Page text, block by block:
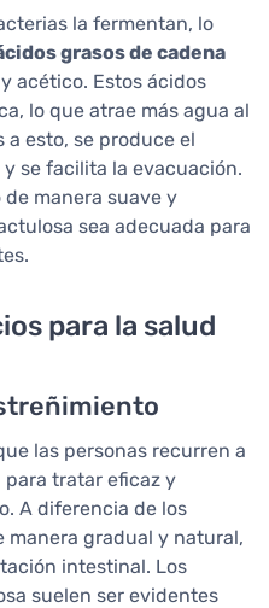
la fermentan, lo
grasos de cadena
acético. Estos ácidos
lo que atrae más agua al
esto, se produce el
y se facilita la evacuación.
de manera suave y
sea adecuada para
para la salud
las personas recurren a
para tratar eficaz y
A diferencia de los
manera gradual y natural,
intestinal. Los
suelen ser evidentes